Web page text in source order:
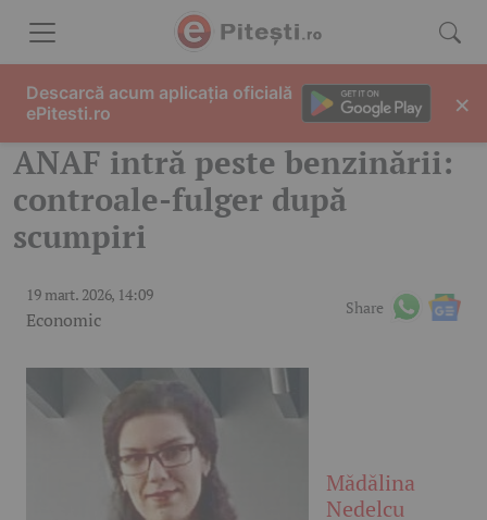
ANAF intră peste benzinării:
controale-fulger după
scumpiri
19 mart. 2026, 14:09
Economic
Share
Mădălina
Nedelcu
Descarcă acum aplicația oficială
ePitesti.ro
×